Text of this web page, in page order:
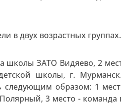
в двух возрастных группах.
школы ЗАТО Видяево, 2
школы, г.
следующим образом: 1
3 место -